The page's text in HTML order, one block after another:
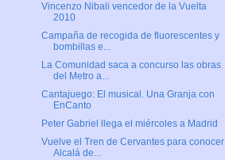
Vincenzo Nibali vencedor de la Vuelta
2010
Campaña de recogida de fluorescentes y
bombillas e...
La Comunidad saca a concurso las obras
del Metro a...
Cantajuego: El musical. Una Granja con
EnCanto
Peter Gabriel llega el miércoles a Madrid
Vuelve el Tren de Cervantes para conocer
Alcalá de...